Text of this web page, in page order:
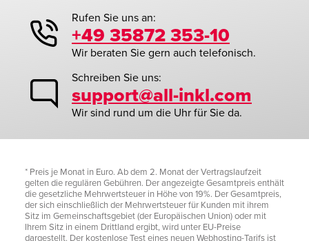
Rufen Sie uns an:
+49 35872 353-10
Wir beraten Sie gern auch telefonisch.
Schreiben Sie uns:
support@all-inkl.com
Wir sind rund um die Uhr für Sie da.
* Preis je Monat in Euro. Ab dem 2. Monat der Vertragslaufzeit
gelten die regulären Gebühren. Der angezeigte Gesamtpreis enthält
die gesetzliche Mehrwertsteuer in Höhe von 19%. Der Gesamtpreis,
der sich einschließlich der Mehrwertsteuer für Kunden mit ihrem
Sitz im Gemeinschaftsgebiet (der Europäischen Union) oder mit
Ihrem Sitz in einem Drittland ergibt, wird unter EU-Preise
dargestellt. Der kostenlose Test eines neuen Webhosting-Tarifs ist